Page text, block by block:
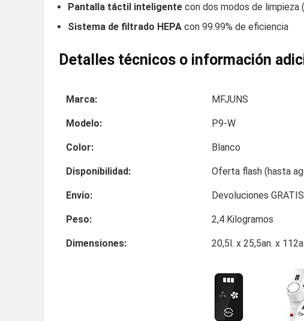
Pantalla táctil inteligente con dos modos de
Sistema de filtrado HEPA con 99.99% de eficiencia
Detalles técnicos o información
Marca: MFJUNS
Modelo: P9-W
Color: Blanco
Disponibilidad: Oferta flash (hasta
Envío: Devoluciones GRATIS
Peso: 2,4 Kilogramos
Dimensiones: 20,5l. x 25,5an. x